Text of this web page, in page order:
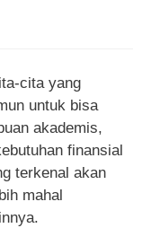
cita yang
untuk bisa
akademis,
finansial
terkenal akan
mahal